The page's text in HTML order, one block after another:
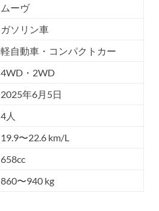
ムーヴ
ガソリン車
軽自動車・コンパクトカー
4WD・2WD
2025年6月5日
4人
19.9〜22.6 km/L
658cc
860〜940 kg